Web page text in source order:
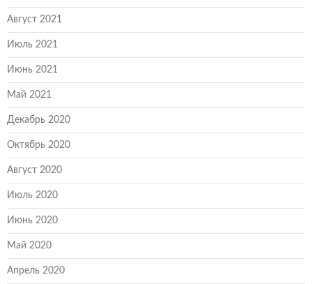
Август 2021
Июль 2021
Июнь 2021
Май 2021
Декабрь 2020
Октябрь 2020
Август 2020
Июль 2020
Июнь 2020
Май 2020
Апрель 2020